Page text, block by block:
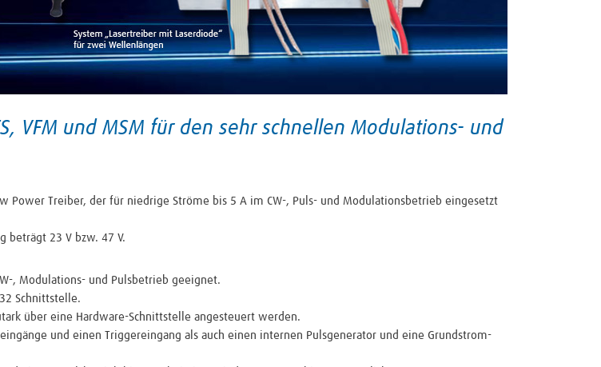
VFM und MSM für den sehr schnellen Modulations- und
Power Treiber, der für niedrige Ströme bis 5 A im CW-, Puls- und Modulationsbetrieb eingesetzt
beträgt 23 V bzw. 47 V.
, Modulations- und Pulsbetrieb geeignet.
Schnittstelle.
über eine Hardware-Schnittstelle angesteuert werden.
und einen Triggereingang als auch einen internen Pulsgenerator und eine Grundstrom-